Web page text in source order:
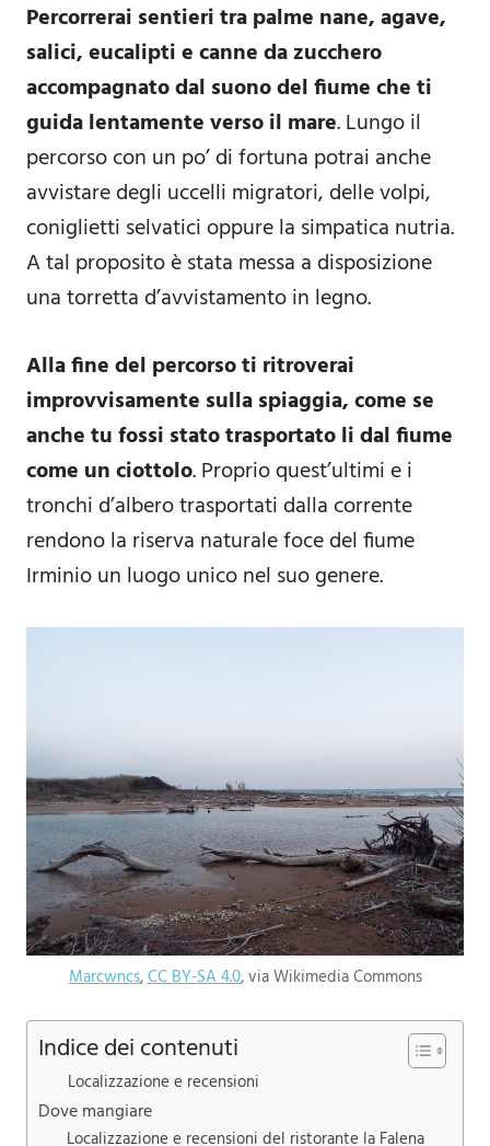
Percorrerai sentieri tra palme nane, agave,
salici, eucalipti e canne da zucchero
accompagnato dal suono del fiume che ti
guida lentamente verso il mare. Lungo il
percorso con un po’ di fortuna potrai anche
avvistare degli uccelli migratori, delle volpi,
coniglietti selvatici oppure la simpatica nutria.
A tal proposito è stata messa a disposizione
una torretta d’avvistamento in legno.
Alla fine del percorso ti ritroverai
improvvisamente sulla spiaggia, come se
anche tu fossi stato trasportato li dal fiume
come un ciottolo. Proprio quest’ultimi e i
tronchi d’albero trasportati dalla corrente
rendono la riserva naturale foce del fiume
Irminio un luogo unico nel suo genere.
Marcwncs,CC BY-SA 4.0, via Wikimedia Commons
Indice dei contenuti
Localizzazione e recensioni
Dove mangiare
Localizzazione e recensioni del ristorante la Falena